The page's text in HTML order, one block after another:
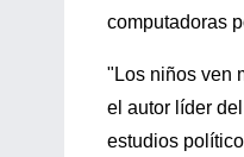
computadoras
"Los niños ven
el autor líder
estudios